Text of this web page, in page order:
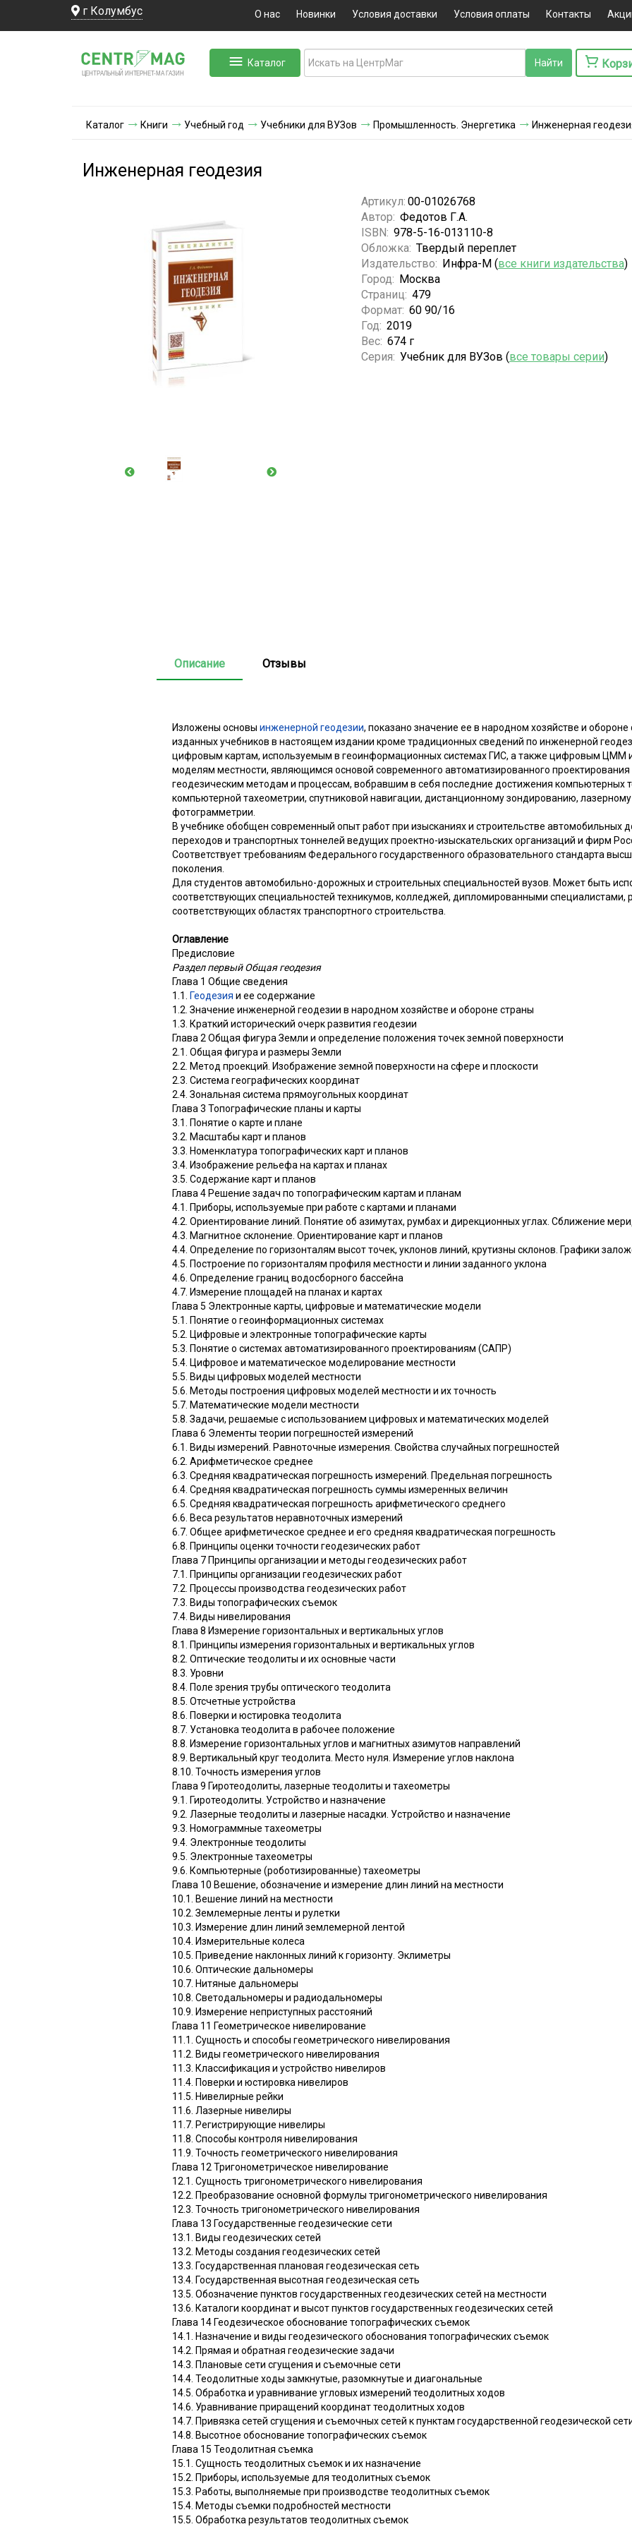
г Колумбус О нас Новинки Условия доставки Условия оплаты Контакты
ЦЕНТРАЛЬНЫЙ ИНТЕРНЕТ-МА ГАЗИН
Каталог
Каталог Книги Учебный год Учебники для ВУЗов Промышленность. Энергетика Инженерная
Инженерная геодезия
Артикул: 00-01026768
Автор: Федотов Г.А.
ISBN: 978-5-16-013110-8
Обложка: Твердый переплет
Издательство: Инфра-М (все книги издательства)
Город: Москва
Страниц: 479
Формат: 60 90/16
Год: 2019
Вес: 674 г
Серия: Учебник для ВУЗов (все товары серии)
Описание Отзывы
Изложены основы инженерной геодезии, показано значение ее в народном хозяйстве и
изданных учебников в настоящем издании кроме традиционных сведений по инженерной
цифровым картам, используемым в геоинформационных системах ГИС, а также цифровым
моделям местности, являющимся основой современного автоматизированного
геодезическим методам и процессам, вобравшим в себя последние достижения компьютерных
компьютерной тахеометрии, спутниковой навигации, дистанционному зондированию,
фотограмметрии.
В учебнике обобщен современный опыт работ при изысканиях и строительстве автомобильных
переходов и транспортных тоннелей ведущих проектно-изыскательских организаций и фирм
Соответствует требованиям Федерального государственного образовательного стандарта
поколения.
Для студентов автомобильно-дорожных и строительных специальностей вузов. Может быть
соответствующих специальностей техникумов, колледжей, дипломированными
соответствующих областях транспортного строительства.
Оглавление
Предисловие
Раздел первый Общая геодезия
Глава 1 Общие сведения
1.1. Геодезия и ее содержание
1.2. Значение инженерной геодезии в народном хозяйстве и обороне страны
1.3. Краткий исторический очерк развития геодезии
Глава 2 Общая фигура Земли и определение положения точек земной поверхности
2.1. Общая фигура и размеры Земли
2.2. Метод проекций. Изображение земной поверхности на сфере и плоскости
2.3. Система географических координат
2.4. Зональная система прямоугольных координат
Глава 3 Топографические планы и карты
3.1. Понятие о карте и плане
3.2. Масштабы карт и планов
3.3. Номенклатура топографических карт и планов
3.4. Изображение рельефа на картах и планах
3.5. Содержание карт и планов
Глава 4 Решение задач по топографическим картам и планам
4.1. Приборы, используемые при работе с картами и планами
4.2. Ориентирование линий. Понятие об азимутах, румбах и дирекционных углах. Сближение
4.3. Магнитное склонение. Ориентирование карт и планов
4.4. Определение по горизонталям высот точек, уклонов линий, крутизны склонов. Графики
4.5. Построение по горизонталям профиля местности и линии заданного уклона
4.6. Определение границ водосборного бассейна
4.7. Измерение площадей на планах и картах
Глава 5 Электронные карты, цифровые и математические модели
5.1. Понятие о геоинформационных системах
5.2. Цифровые и электронные топографические карты
5.3. Понятие о системах автоматизированного проектированиям (САПР)
5.4. Цифровое и математическое моделирование местности
5.5. Виды цифровых моделей местности
5.6. Методы построения цифровых моделей местности и их точность
5.7. Математические модели местности
5.8. Задачи, решаемые с использованием цифровых и математических моделей
Глава 6 Элементы теории погрешностей измерений
6.1. Виды измерений. Равноточные измерения. Свойства случайных погрешностей
6.2. Арифметическое среднее
6.3. Средняя квадратическая погрешность измерений. Предельная погрешность
6.4. Средняя квадратическая погрешность суммы измеренных величин
6.5. Средняя квадратическая погрешность арифметического среднего
6.6. Веса результатов неравноточных измерений
6.7. Общее арифметическое среднее и его средняя квадратическая погрешность
6.8. Принципы оценки точности геодезических работ
Глава 7 Принципы организации и методы геодезических работ
7.1. Принципы организации геодезических работ
7.2. Процессы производства геодезических работ
7.3. Виды топографических съемок
7.4. Виды нивелирования
Глава 8 Измерение горизонтальных и вертикальных углов
8.1. Принципы измерения горизонтальных и вертикальных углов
8.2. Оптические теодолиты и их основные части
8.3. Уровни
8.4. Поле зрения трубы оптического теодолита
8.5. Отсчетные устройства
8.6. Поверки и юстировка теодолита
8.7. Установка теодолита в рабочее положение
8.8. Измерение горизонтальных углов и магнитных азимутов направлений
8.9. Вертикальный круг теодолита. Место нуля. Измерение углов наклона
8.10. Точность измерения углов
Глава 9 Гиротеодолиты, лазерные теодолиты и тахеометры
9.1. Гиротеодолиты. Устройство и назначение
9.2. Лазерные теодолиты и лазерные насадки. Устройство и назначение
9.3. Номограммные тахеометры
9.4. Электронные теодолиты
9.5. Электронные тахеометры
9.6. Компьютерные (роботизированные) тахеометры
Глава 10 Вешение, обозначение и измерение длин линий на местности
10.1. Вешение линий на местности
10.2. Землемерные ленты и рулетки
10.3. Измерение длин линий землемерной лентой
10.4. Измерительные колеса
10.5. Приведение наклонных линий к горизонту. Эклиметры
10.6. Оптические дальномеры
10.7. Нитяные дальномеры
10.8. Светодальномеры и радиодальномеры
10.9. Измерение неприступных расстояний
Глава 11 Геометрическое нивелирование
11.1. Сущность и способы геометрического нивелирования
11.2. Виды геометрического нивелирования
11.3. Классификация и устройство нивелиров
11.4. Поверки и юстировка нивелиров
11.5. Нивелирные рейки
11.6. Лазерные нивелиры
11.7. Регистрирующие нивелиры
11.8. Способы контроля нивелирования
11.9. Точность геометрического нивелирования
Главa 12 Тригонометрическое нивелирование
12.1. Сущность тригонометрического нивелирования
12.2. Преобразование основной формулы тригонометрического нивелирования
12.3. Точность тригонометрического нивелирования
Глава 13 Государственные геодезические сети
13.1. Виды геодезических сетей
13.2. Методы создания геодезических сетей
13.3. Государственная плановая геодезическая сеть
13.4. Государственная высотная геодезическая сеть
13.5. Обозначение пунктов государственных геодезических сетей на местности
13.6. Каталоги координат и высот пунктов государственных геодезических сетей
Глава 14 Геодезическое обоснование топографических съемок
14.1. Назначение и виды геодезического обоснования топографических съемок
14.2. Прямая и обратная геодезические задачи
14.3. Плановые сети сгущения и съемочные сети
14.4. Теодолитные ходы замкнутые, разомкнутые и диагональные
14.5. Обработка и уравнивание угловых измерений теодолитных ходов
14.6. Уравнивание приращений координат теодолитных ходов
14.7. Привязка сетей сгущения и съемочных сетей к пунктам государственной геодезической
14.8. Высотное обоснование топографических съемок
Глава 15 Теодолитная съемка
15.1. Сущность теодолитных съемок и их назначение
15.2. Приборы, используемые для теодолитных съемок
15.3. Работы, выполняемые при производстве теодолитных съемок
15.4. Методы съемки подробностей местности
15.5. Обработка результатов теодолитных съемок